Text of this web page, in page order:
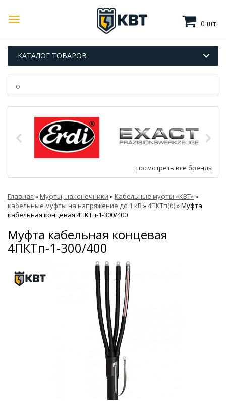
0 шт.
КАТАЛОГ ТОВАРОВ
посмотреть все бренды
Главная »Муфты, наконечники »Кабельные муфты «КВТ»»
кабельные муфты на напряжение до 1 кВ »4ПКТп(б)»Муфта
кабельная концевая 4ПКТп-1-300/400
Муфта кабельная концевая
4ПКТп-1-300/400